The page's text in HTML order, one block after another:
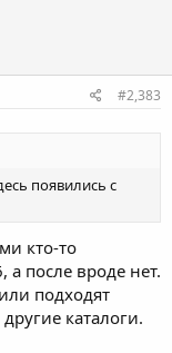
#2,383
появились с
кто-то
а после вроде нет.
подходят
каталоги.